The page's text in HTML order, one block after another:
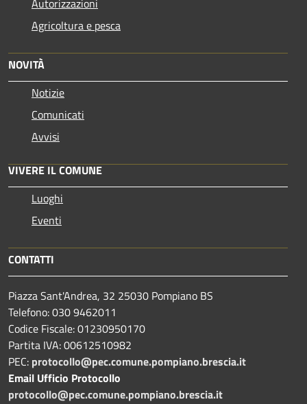
Autorizzazioni
Agricoltura e pesca
NOVITÀ
Notizie
Comunicati
Avvisi
VIVERE IL COMUNE
Luoghi
Eventi
CONTATTI
Piazza Sant'Andrea, 32 25030 Pompiano BS
Telefono: 030 9462011
Codice Fiscale: 01230950170
Partita IVA: 00612510982
PEC: protocollo@pec.comune.pompiano.brescia.it
Email Ufficio Protocollo
protocollo@pec.comune.pompiano.brescia.it